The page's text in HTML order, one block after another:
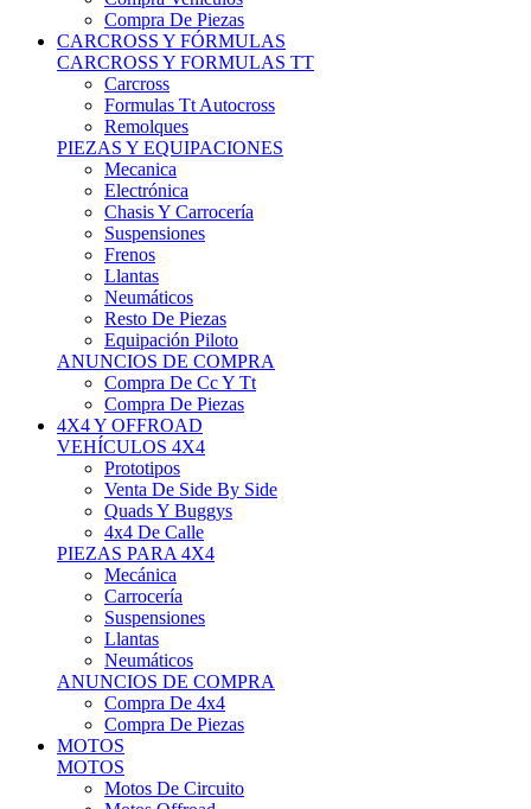
Compra De Piezas
CARCROSS Y FÓRMULAS
CARCROSS Y FORMULAS TT
Carcross
Formulas Tt Autocross
Remolques
PIEZAS Y EQUIPACIONES
Mecanica
Electrónica
Chasis Y Carrocería
Suspensiones
Frenos
Llantas
Neumáticos
Resto De Piezas
Equipación Piloto
ANUNCIOS DE COMPRA
Compra De Cc Y Tt
Compra De Piezas
4X4 Y OFFROAD
VEHÍCULOS 4X4
Prototipos
Venta De Side By Side
Quads Y Buggys
4x4 De Calle
PIEZAS PARA 4X4
Mecánica
Carrocería
Suspensiones
Llantas
Neumáticos
ANUNCIOS DE COMPRA
Compra De 4x4
Compra De Piezas
MOTOS
MOTOS
Motos De Circuito